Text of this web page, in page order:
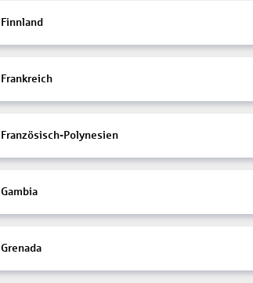
Finnland
Frankreich
Französisch-Polynesien
Gambia
Grenada